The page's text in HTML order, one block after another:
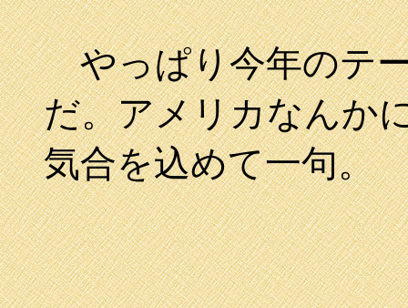
やっぱり今年のテ
だ。アメリカなんか
気合を込めて一句。